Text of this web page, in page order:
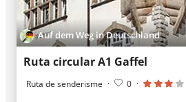
Auf dem Weg in Deutschland
Ruta circular A1 Gaffel
Ruta de senderisme · 0 ·